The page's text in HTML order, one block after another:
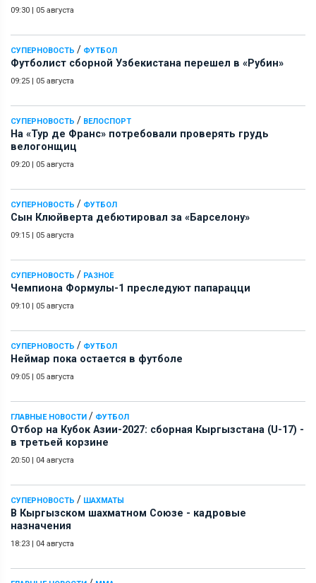
09:30 | 05 августа
СУПЕРНОВОСТЬ / ФУТБОЛ
Футболист сборной Узбекистана перешел в «Рубин»
09:25 | 05 августа
СУПЕРНОВОСТЬ / ВЕЛОСПОРТ
На «Тур де Франс» потребовали проверять грудь
велогонщиц
09:20 | 05 августа
СУПЕРНОВОСТЬ / ФУТБОЛ
Сын Клюйверта дебютировал за «Барселону»
09:15 | 05 августа
СУПЕРНОВОСТЬ / РАЗНОЕ
Чемпиона Формулы-1 преследуют папарацци
09:10 | 05 августа
СУПЕРНОВОСТЬ / ФУТБОЛ
Неймар пока остается в футболе
09:05 | 05 августа
ГЛАВНЫЕ НОВОСТИ / ФУТБОЛ
Отбор на Кубок Азии-2027: сборная Кыргызстана (U-17) -
в третьей корзине
20:50 | 04 августа
СУПЕРНОВОСТЬ / ШАХМАТЫ
В Кыргызском шахматном Союзе - кадровые
назначения
18:23 | 04 августа